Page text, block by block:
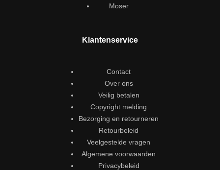
Moser
Klantenservice
Contact
Over ons
Veilig betalen
Copyright melding
Bezorging en retourneren
Retourbeleid
Veelgestelde vragen
Algemene voorwaarden
Privacybeleid